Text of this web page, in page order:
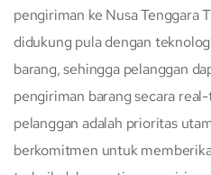
pengiriman ke Nusa Tenggara
didukung pula dengan
barang, sehingga pelanggan
pengiriman barang secara
pelanggan adalah prioritas
berkomitmen untuk